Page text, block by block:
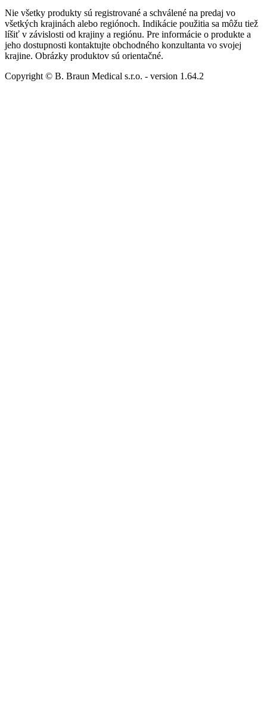
Nie všetky produkty sú registrované a schválené na predaj vo
všetkých krajinách alebo regiónoch. Indikácie použitia sa môžu tiež
líšiť v závislosti od krajiny a regiónu. Pre informácie o produkte a
jeho dostupnosti kontaktujte obchodného konzultanta vo svojej
krajine. Obrázky produktov sú orientačné.
Copyright © B. Braun Medical s.r.o. - version 1.64.2